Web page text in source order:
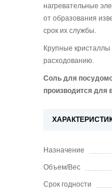
нагревательные
от образования
срок их службы.
Крупные кристаллы
расходованию.
Соль для
производится для
Назначение
Объем/Вес
Срок годности